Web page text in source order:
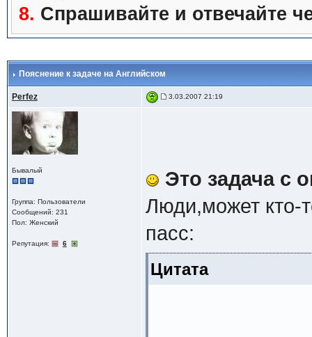
8. Спрашивайте и отвечайте
Пояснение к задаче на Английском
Perfez 3.03.2007 21:19
Бывалый
Группа: Пользователи
Сообщений: 231
Пол: Женский
Репутация: 6
Это задача с
Люди,может кто-
пасс:
Цитата